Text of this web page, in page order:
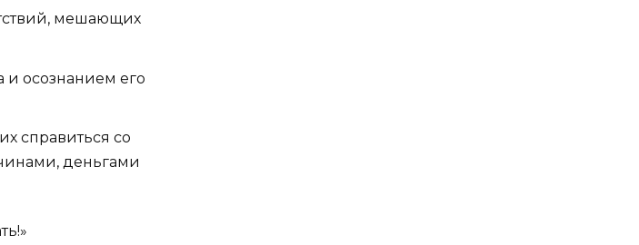
мешающих
и осознанием его
справиться со
деньгами